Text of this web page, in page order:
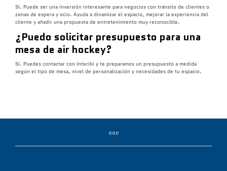
Sí. Puede ser una inversión interesante para negocios con tránsito de clientes o
zonas de espera y ocio. Ayuda a dinamizar el espacio, mejorar la experiencia del
cliente y añadir una propuesta de entretenimiento muy reconocible.
¿Puedo solicitar presupuesto para una
mesa de air hockey?
Sí. Puedes contactar con Interibi y te preparamos un presupuesto a medida
según el tipo de mesa, nivel de personalización y necesidades de tu espacio.